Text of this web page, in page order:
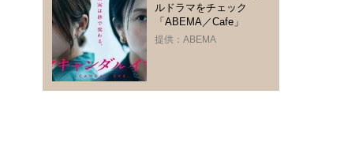
ルドラマをチェック
「ABEMA／Cafe」
提供：ABEMA